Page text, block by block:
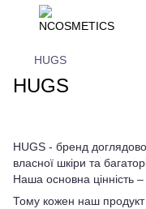
HUGS
HUGS
HUGS - бренд
власної шкіри та
Наша основна цінність –
Тому кожен наш